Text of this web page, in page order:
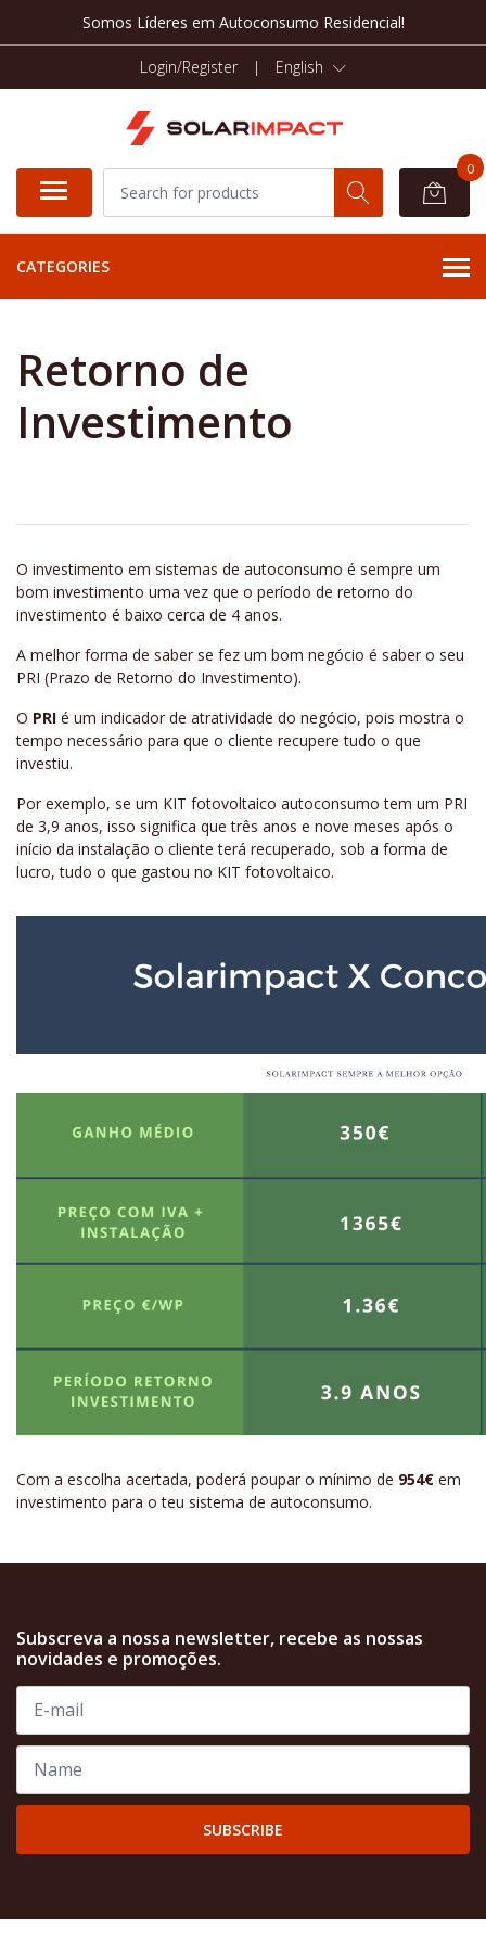
Somos Líderes em Autoconsumo Residencial!
Login/Register | English
0
CATEGORIES
Retorno de
Investimento
O investimento em sistemas de autoconsumo é sempre um
bom investimento uma vez que o período de retorno do
investimento é baixo cerca de 4 anos.
A melhor forma de saber se fez um bom negócio é saber o seu
PRI (Prazo de Retorno do Investimento).
O PRI é um indicador de atratividade do negócio, pois mostra o
tempo necessário para que o cliente recupere tudo o que
investiu.
Por exemplo, se um KIT fotovoltaico autoconsumo tem um PRI
de 3,9 anos, isso significa que três anos e nove meses após o
início da instalação o cliente terá recuperado, sob a forma de
lucro, tudo o que gastou no KIT fotovoltaico.
Com a escolha acertada, poderá poupar o mínimo de 954€ em
investimento para o teu sistema de autoconsumo.
Subscreva a nossa newsletter, recebe as nossas
novidades e promoções.
SUBSCRIBE